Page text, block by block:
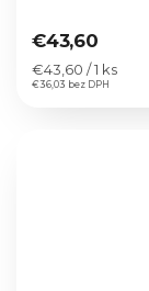
hodnotenie
produktu
je
€36,03 bez DPH
€43,60
Jednotková
cena:
€43,60 / 1 ks